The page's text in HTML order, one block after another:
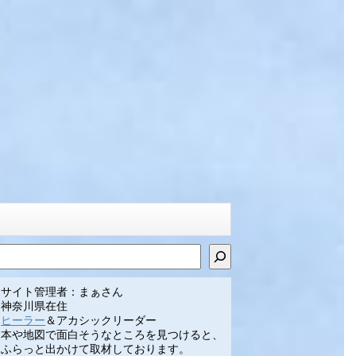
サイト管理者：まぁさん
神奈川県在住
ヒーラー ＆アカシックリーダー
本や地図で面白そうなところを見つけると、
ふらっと出かけて取材しております。